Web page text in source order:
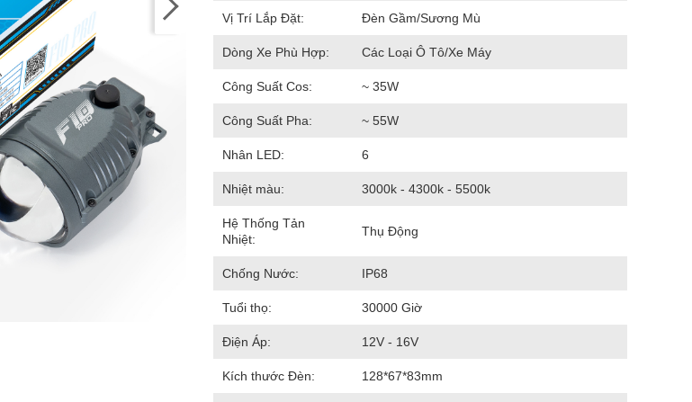
Vị Trí Lắp Đặt: Đèn Gầm/Sương Mù
Dòng Xe Phù Hợp: Các Loại Ô Tô/Xe Máy
Công Suất Cos: ~ 35W
Công Suất Pha: ~ 55W
Nhân LED: 6
Nhiệt màu: 3000k - 4300k - 5500k
Hệ Thống Tản
Nhiệt:
Thụ Động
Chống Nước: IP68
Tuổi thọ: 30000 Giờ
Điện Áp: 12V - 16V
Kích thước Đèn: 128*67*83mm